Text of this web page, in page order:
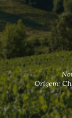
Origem: